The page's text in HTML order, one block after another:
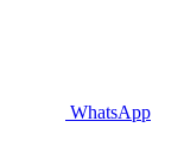
WhatsApp